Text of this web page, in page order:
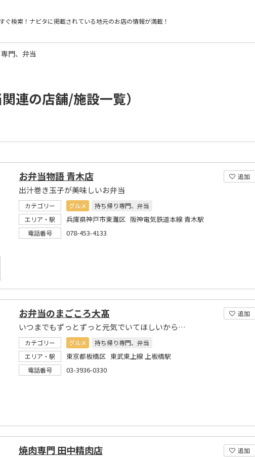
ぐ検索！ ナビタに掲載されている地元のお店の情報が満載！
門、弁当
連の店舗/施設一覧）
追加
お弁当物語 青木店
出汁巻き玉子が美味しいお弁当
カテゴリー グルメ
持ち帰り専門、弁当
エリア・駅
兵庫県神戸市東灘区 阪神電気鉄道本線 青木駅
電話番号 078-453-4133
追加
お弁当のまごころ大髙
いつまでもずっとずっと元気でいてほしいから…
カテゴリー グルメ
持ち帰り専門、弁当
エリア・駅
東京都板橋区 東武東上線 上板橋駅
電話番号 03-3936-0330
追加
焼肉専門 田中精肉店